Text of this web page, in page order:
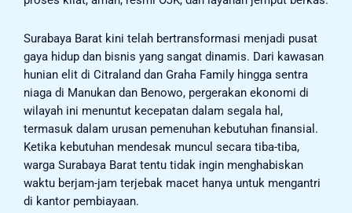
Surabaya Barat kini telah bertransformasi menjadi pusat
gaya hidup dan bisnis yang sangat dinamis. Dari kawasan
hunian elit di Citraland dan Graha Family hingga sentra
niaga di Manukan dan Benowo, pergerakan ekonomi di
wilayah ini menuntut kecepatan dalam segala hal,
termasuk dalam urusan pemenuhan kebutuhan finansial.
Ketika kebutuhan mendesak muncul secara tiba-tiba,
warga Surabaya Barat tentu tidak ingin menghabiskan
waktu berjam-jam terjebak macet hanya untuk mengantri
di kantor pembiayaan.